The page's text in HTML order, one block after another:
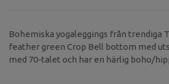
Bohemiska yogaleggings från trendiga
feather green Crop Bell bottom med
med 70-talet och har en härlig boho/
leggings kan du med fördel använda